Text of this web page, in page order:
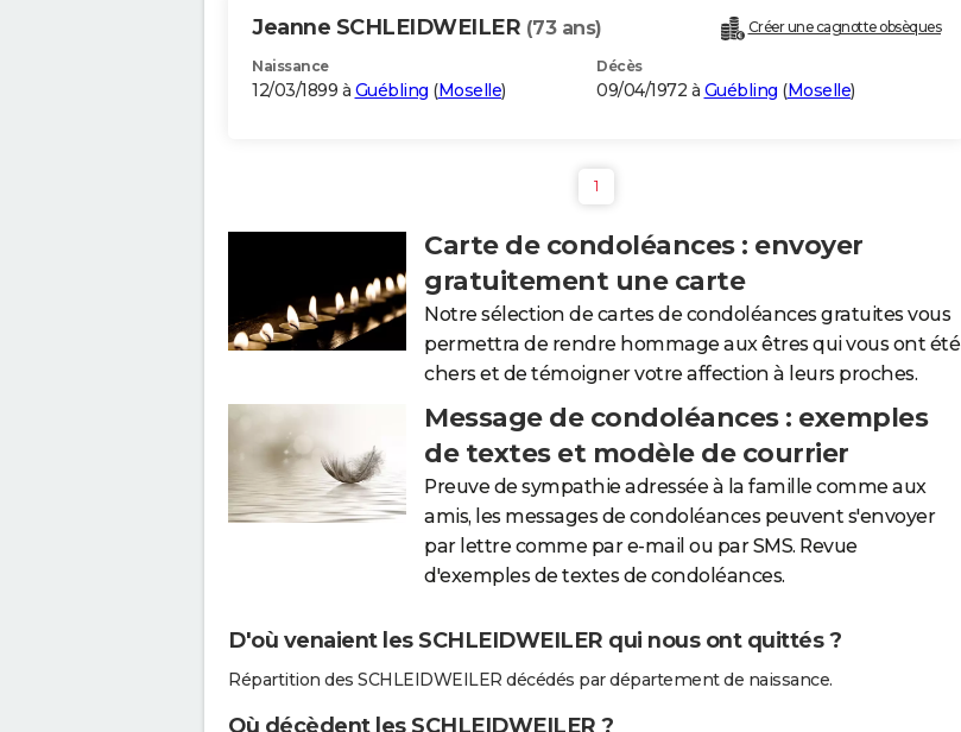
Jeanne SCHLEIDWEILER (73 ans) Créer une cagnotte obsèques
Naissance
12/03/1899 à Guébling (Moselle)
Décès
09/04/1972 à Guébling (Moselle)
1
Carte de condoléances : envoyer
gratuitement une carte
Notre sélection de cartes de condoléances gratuites vous
permettra de rendre hommage aux êtres qui vous ont été
chers et de témoigner votre affection à leurs proches.
Message de condoléances : exemples
de textes et modèle de courrier
Preuve de sympathie adressée à la famille comme aux
amis, les messages de condoléances peuvent s'envoyer
par lettre comme par e-mail ou par SMS. Revue
d'exemples de textes de condoléances.
D'où venaient les SCHLEIDWEILER qui nous ont quittés ?
Répartition des SCHLEIDWEILER décédés par département de naissance.
Où décèdent les SCHLEIDWEILER ?